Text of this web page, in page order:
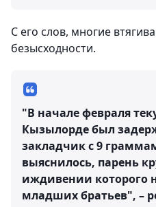
С его слов, многие
безысходности.
"В начале февраля
Кызылорде был
закладчик с 9
выяснилось, парень
иждивении которого
младших братьев", –